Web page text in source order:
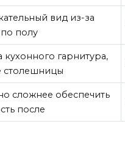
вид из-за
полу
кухонного гарнитура,
столешницы
сложнее обеспечить
после